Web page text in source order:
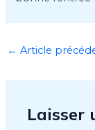
← Article
Laisser